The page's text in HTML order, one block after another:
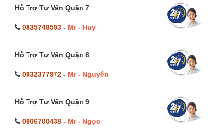
Hỗ Trợ Tư Vấn Quận 7
0835748593 - Mr - Huy
Hỗ Trợ Tư Vấn Quận 8
0932377972 - Mr - Nguyên
Hỗ Trợ Tư Vấn Quận 9
0906700438 - Mr - Ngọc